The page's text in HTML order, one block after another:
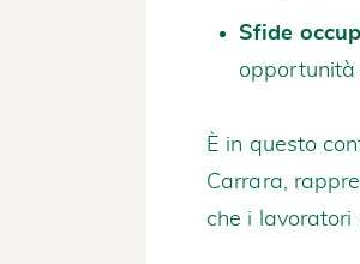
Sfide
opportunità
È in questo
Carrara,
che i lavoratori